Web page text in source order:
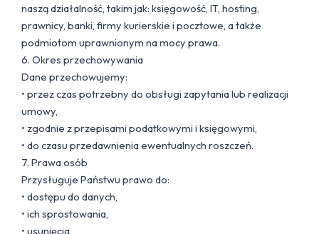
naszą działalność, takim jak: księgowość, IT, hosting,
prawnicy, banki, firmy kurierskie i pocztowe, a także
podmiotom uprawnionym na mocy prawa.
6. Okres przechowywania
Dane przechowujemy:
• przez czas potrzebny do obsługi zapytania lub realizacji
umowy,
• zgodnie z przepisami podatkowymi i księgowymi,
• do czasu przedawnienia ewentualnych roszczeń.
7. Prawa osób
Przysługuje Państwu prawo do:
• dostępu do danych,
• ich sprostowania,
• usunięcia,